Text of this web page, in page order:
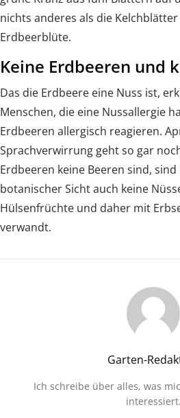
nichts anderes als die
Erdbeerblüte.
Keine Erdbeeren und
Das die Erdbeere eine Nuss ist,
Menschen, die eine Nussallergie
Erdbeeren allergisch reagieren.
Sprachverwirrung geht so gar
Erdbeeren keine Beeren sind, sind
botanischer Sicht auch keine
Hülsenfrüchte und daher mit
verwandt.
Garten-
Ich schreibe über alles, was
interessiert.